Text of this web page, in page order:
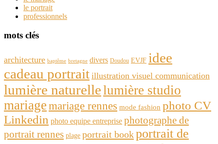
le portrait
professionnels
mots clés
architecture baptême bretagne divers Doudou EVJF idee
cadeau portrait illustration visuel communication
lumière naturellelumière studio
mariagemariage rennes mode fashion photo CV
Linkedin photo equipe entreprise photographe de
portrait rennes plage portrait bookportrait de